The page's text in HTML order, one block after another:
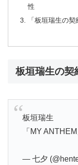
性
「板垣瑞生の
板垣瑞生の契
板垣瑞生
「MY ANTHEM
— 七夕